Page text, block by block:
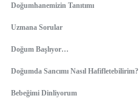
Doğumhanemizin Tanıtımı
Uzmana Sorular
Doğum Başlıyor…
Doğumda Sancımı Nasıl Hafifletebilirim?
Bebeğimi Dinliyorum